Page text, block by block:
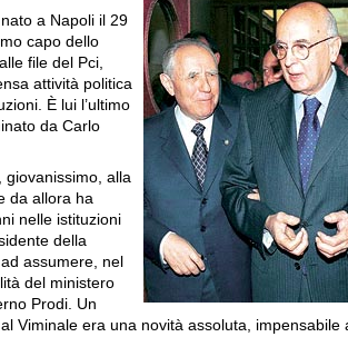
a Napoli il 29
capo dello
file del Pci,
attività politica
È lui l’ultimo
da Carlo
giovanissimo, alla
da allora ha
nelle istituzioni
della
assumere, nel
del ministero
Prodi. Un
Viminale era una novità assoluta, impensabile